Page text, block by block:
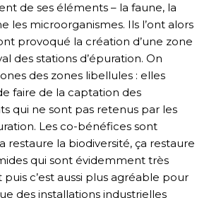
de ses éléments – la faune, la
les microorganismes. Ils l’ont alors
provoqué la création d’une zone
des stations d’épuration. On
des zones libellules : elles
faire de la captation des
qui ne sont pas retenus par les
Les co-bénéfices sont
restaure la biodiversité, ça restaure
qui sont évidemment très
c’est aussi plus agréable pour
des installations industrielles